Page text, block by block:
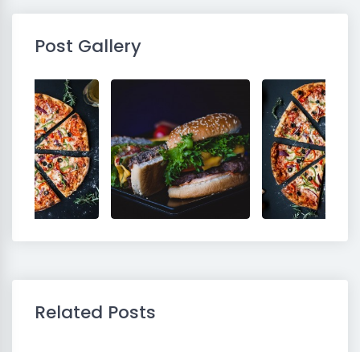
Post Gallery
Related Posts